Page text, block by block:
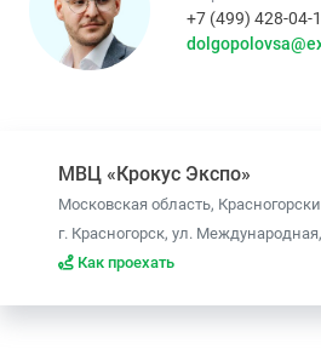
+7 (499) 428-04-
МВЦ «Крокус Экспо»
Московская область,
г. Красногорск, ул.
Как проехать